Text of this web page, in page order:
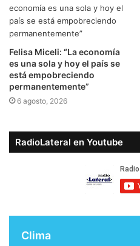
Felisa Miceli: “La economía
es una sola y hoy el país se
está empobreciendo
permanentemente”
6 agosto, 2026
RadioLateral en Youtube
Clima